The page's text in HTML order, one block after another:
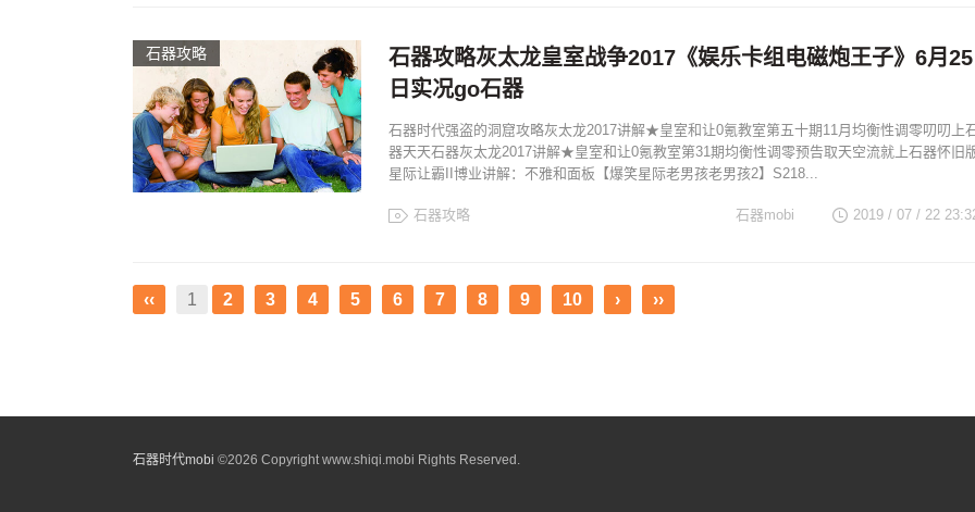
石器攻略
石器攻略灰太龙皇室战争2017《娱乐卡组电磁炮王子》6月25
日实况go石器
石器时代强盗的洞窟攻略灰太龙2017讲解★皇室和让0氪教室第五十期11月均衡性调零叨叨上
器天天石器灰太龙2017讲解★皇室和让0氪教室第31期均衡性调零预告取天空流就上石器怀旧
星际让霸II博业讲解：不雅和面板【爆笑星际老男孩老男孩2】S218...
石器攻略 2019 / 07 / 22
石器mobi
‹‹ 1 2 3 4 5 6 7 8 9 10 › ››
石器时代mobi ©2026 Copyright www.shiqi.mobi Rights Reserved.